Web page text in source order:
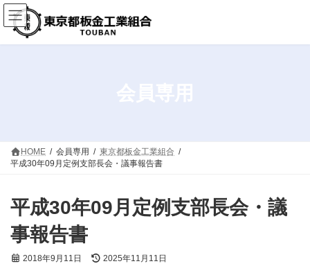
コ
ン
テ
ン
ナ
ビ
ゲ
ー
HOME 会員専用
東京都板金工業組合
平成30年09月定例支部長会・議事報告書
平成30年09月定例支部長会・議
事報告書
2018年9月11日
最
2025年11月11日